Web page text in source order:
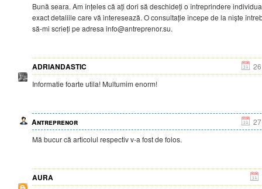
Bună seara. Am înțeles că ați dori să deschideți o întreprindere
exact detaliile care vă interesează. O consultație începe de la niște
să-mi scrieți pe adresa info@antreprenor.su.
ADRIANDASTIC
Informatie foarte utila! Multumim enorm!
Antreprenor
Mă bucur că articolul respectiv v-a fost de folos.
AURA